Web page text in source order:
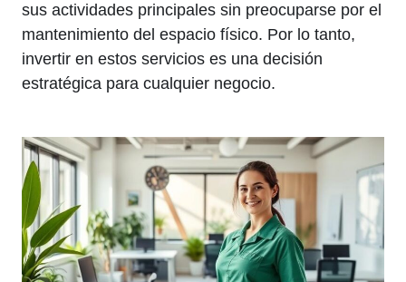
sus actividades principales sin preocuparse por el
mantenimiento del espacio físico. Por lo tanto,
invertir en estos servicios es una decisión
estratégica para cualquier negocio.